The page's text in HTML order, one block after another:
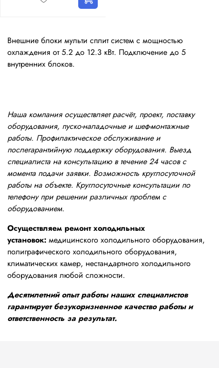
Внешние блоки мульти сплит систем с мощностью
охлаждения от 5.2 до 12.3 кВт. Подключение до 5
внутренних блоков.
Наша компания осуществляет расчёт, проект, поставку
оборудования, пуско-наладочные и шеф-монтажные
работы. Профилактическое обслуживание и
послегарантийную поддержку оборудования. Выезд
специалиста на консультацию в течение 24 часов с
момента подачи заявки. Возможность круглосуточной
работы на объекте. Круглосуточные консультации по
телефону при решении различных проблем с
оборудованием.
Осуществляем ремонт холодильных
установок: медицинского холодильного оборудования,
полиграфического холодильного оборудования,
климатических камер, нестандартного холодильного
оборудования любой сложности.
Десятилетний опыт работы наших специалистов
гарантирует безукоризненное качество работы и
ответственность за результат.